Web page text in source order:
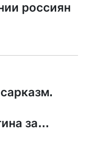
россиян
за
и